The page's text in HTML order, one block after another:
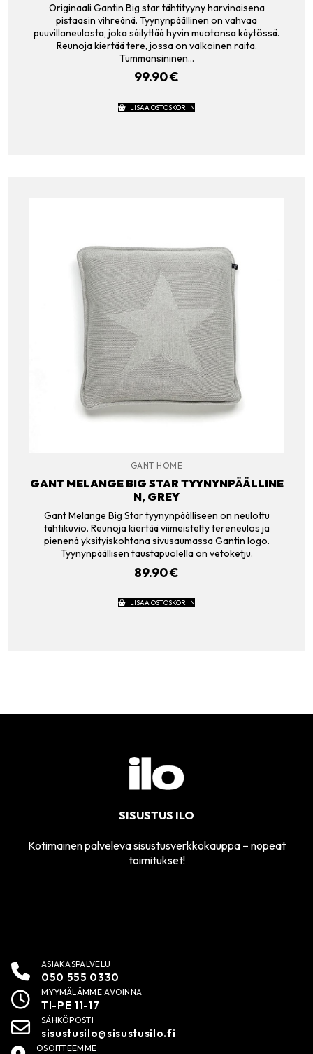
Originaali Gantin Big star tähtityyny harvinaisena
pistaasin vihreänä. Tyynynpäällinen on vahvaa
puuvillaneulosta, joka säilyttää hyvin muotonsa käytössä.
Reunoja kiertää tere, jossa on valkoinen raita.
Tummansininen…
99.90€
LISÄÄ OSTOSKORIIN
GANT HOME
GANT MELANGE BIG STAR TYYNYNPÄÄLLINE
N, GREY
Gant Melange Big Star tyynynpäälliseen on neulottu
tähtikuvio. Reunoja kiertää viimeistelty tereneulos ja
pienenä yksityiskohtana sivusaumassa Gantin logo.
Tyynynpäällisen taustapuolella on vetoketju.
89.90€
LISÄÄ OSTOSKORIIN
SISUSTUS ILO
Kotimainen palveleva sisustusverkkokauppa – nopeat
toimitukset!
ASIAKASPALVELU
050 555 0330
MYYMÄLÄMME AVOINNA
TI-PE 11-17
SÄHKÖPOSTI
sisustusilo@sisustusilo.fi
OSOITTEEMME